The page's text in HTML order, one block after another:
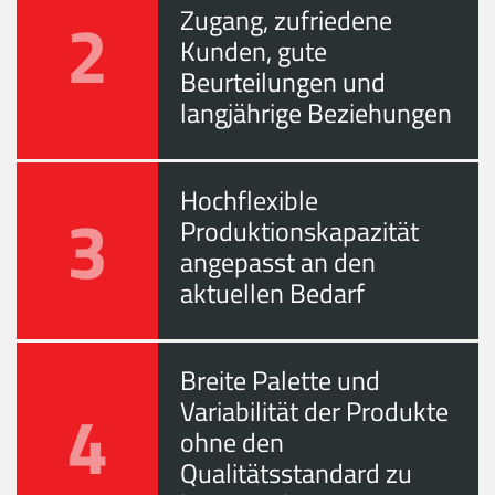
2 Zugang, zufriedene
Kunden, gute
Beurteilungen und
langjährige Beziehungen
3 Hochflexible
Produktionskapazität
angepasst an den
aktuellen Bedarf
4
Breite Palette und
Variabilität der Produkte
ohne den
Qualitätsstandard zu